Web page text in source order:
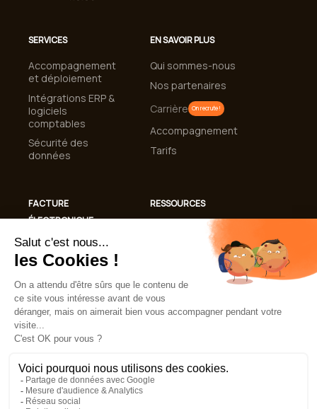
SERVICES
Accompagnement
et déploiement
Intégrations ERP &
logiciels
comptables
Sécurité des
données
FACTURE
ÉLECTRONIQUE
Conformité
Facturation
Automatisation de
la gestion des
factures
EN SAVOIR PLUS
Qui sommes-nous
Nos partenaires
Carrière On recrute !
Accompagnement
Tarifs
RESSOURCES
Guides et livres
blancs
Lexique
Mentions légalesCGUPolitique de confidentialité
Politique de cookies